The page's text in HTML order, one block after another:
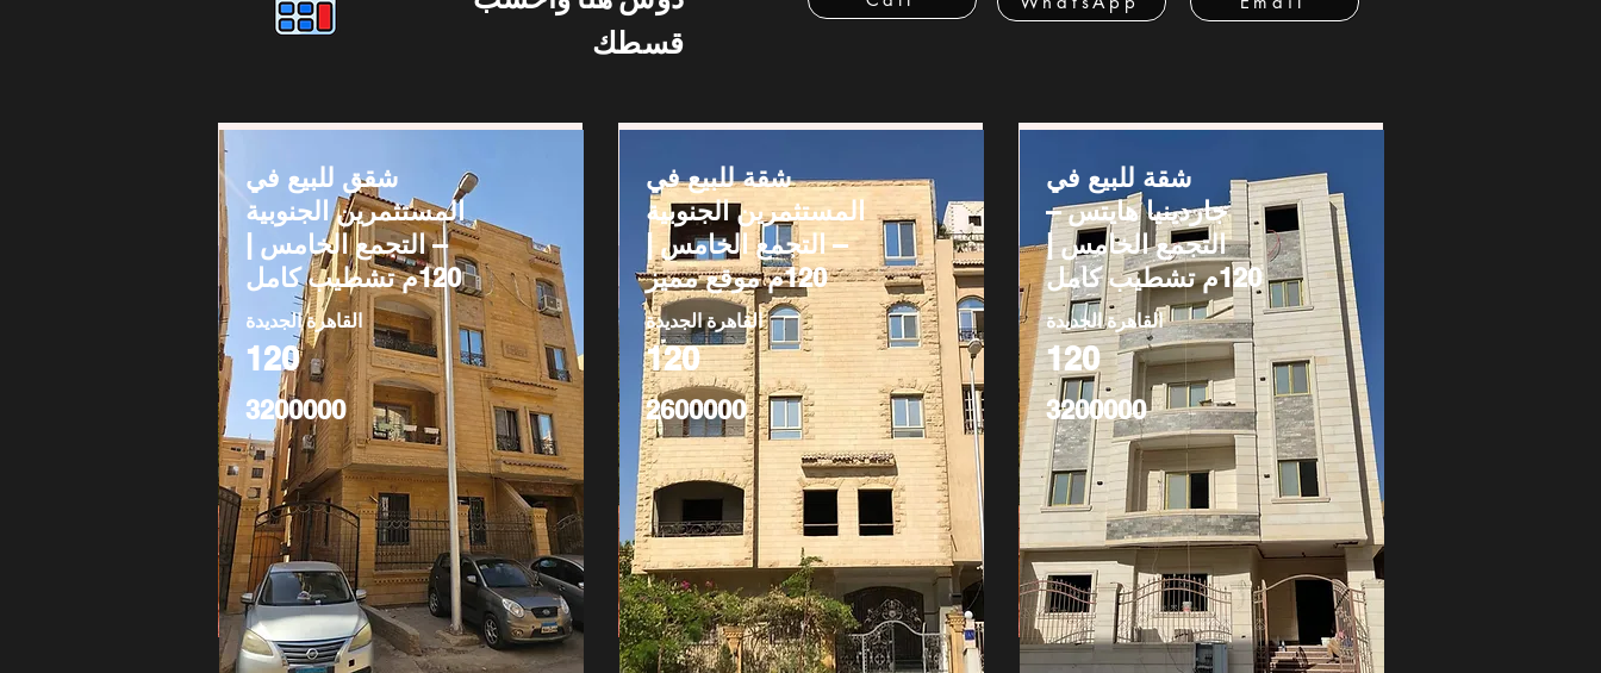
قسطك
شقق للبيع في
المستثمرين الجنوبية
– التجمع الخامس |
120م تشطيب كامل
القاهرة الجديدة
120
3200000
شقة للبيع في
المستثمرين الجنوبية
– التجمع الخامس |
120م موقع مميز
القاهرة الجديدة
120
2600000
شقة للبيع في
جاردينيا هايتس –
التجمع الخامس |
120م تشطيب كامل
القاهرة الجديدة
120
3200000